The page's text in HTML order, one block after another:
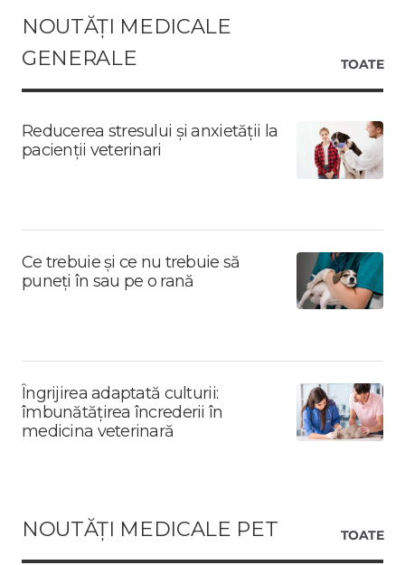
NOUTĂȚI MEDICALE
GENERALE
TOATE
Reducerea stresului și anxietății la
pacienții veterinari
Ce trebuie și ce nu trebuie să
puneți în sau pe o rană
Îngrijirea adaptată culturii:
îmbunătățirea încrederii în
medicina veterinară
NOUTĂȚI MEDICALE PET TOATE